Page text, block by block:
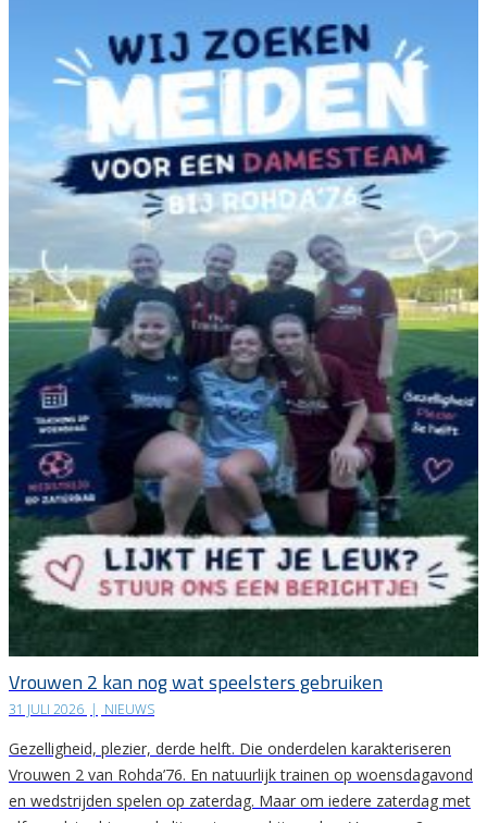
Vrouwen 2 kan nog wat speelsters gebruiken
31 JULI 2026 | NIEUWS
Gezelligheid, plezier, derde helft. Die onderdelen karakteriseren
Vrouwen 2 van Rohda’76. En natuurlijk trainen op woensdagavond
en wedstrijden spelen op zaterdag. Maar om iedere zaterdag met